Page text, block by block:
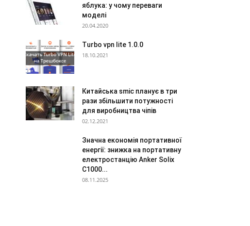
яблука: у чому переваги
моделі
20.04.2020
Turbo vpn lite 1.0.0
18.10.2021
Китайська smic планує в три
рази збільшити потужності
для виробництва чіпів
02.12.2021
Значна економія портативної
енергії: знижка на портативну
електростанцію Anker Solix
C1000...
08.11.2025